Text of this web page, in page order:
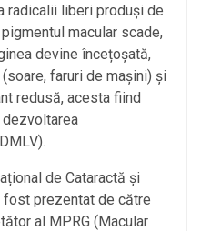
radicalii liberi produși de
macular scade,
devine încețoșată,
faruri de mașini) și
redusă, acesta fiind
de Cataractă și
fost prezentat de către
al MPRG (Macular